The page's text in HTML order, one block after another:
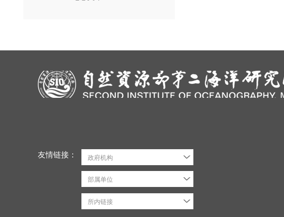
友情链接： 政府机构
部属单位
所内链接